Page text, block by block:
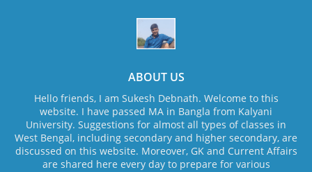
ABOUT US
Hello friends, I am Sukesh Debnath. Welcome to this
website. I have passed MA in Bangla from Kalyani
University. Suggestions for almost all types of classes in
West Bengal, including secondary and higher secondary, are
discussed on this website. Moreover, GK and Current Affairs
are shared here every day to prepare for various